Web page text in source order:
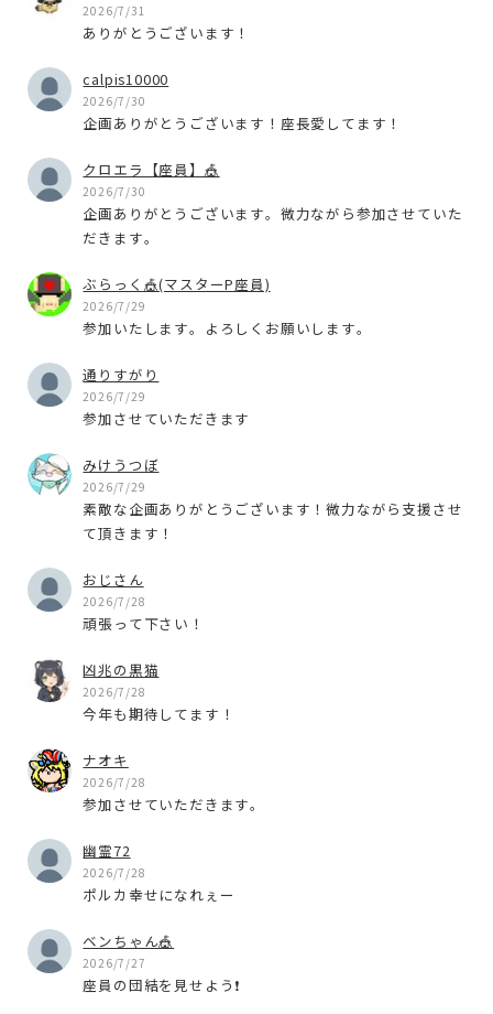
2026/7/31
ありがとうございます！
calpis10000
2026/7/30
企画ありがとうございます！座長愛してます！
クロエラ【座員】🎪
2026/7/30
企画ありがとうございます。微力ながら参加させていた
だきます。
ぶらっく🎪(マスターP座員)
2026/7/29
参加いたします。よろしくお願いします。
通りすがり
2026/7/29
参加させていただきます
みけうつぼ
2026/7/29
素敵な企画ありがとうございます！微力ながら支援させ
て頂きます！
おじさん
2026/7/28
頑張って下さい！
凶兆の黒猫
2026/7/28
今年も期待してます！
ナオキ
2026/7/28
参加させていただきます。
幽霊72
2026/7/28
ポルカ幸せになれぇー
ベンちゃん🎪
2026/7/27
座員の団結を見せよう❗